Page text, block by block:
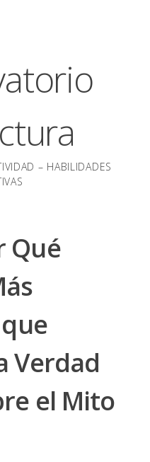
– HABILIDADES
Qué
Verdad
el Mito